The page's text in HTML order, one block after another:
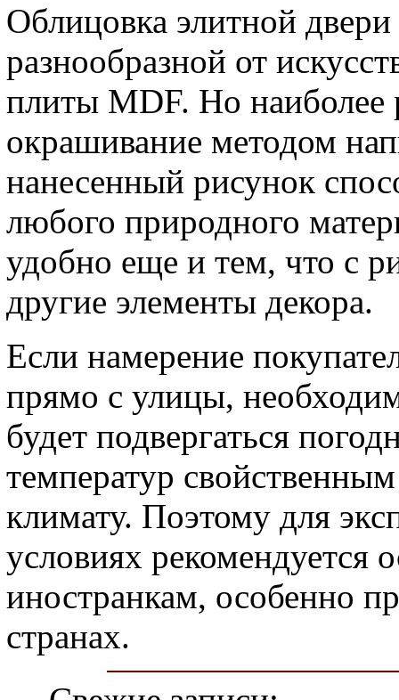
Облицовка элитной
разнообразной от
плиты MDF. Но наиболее
окрашивание методом
нанесенный рисунок
любого природного
удобно еще и тем, что с
другие элементы декора.
Если намерение
прямо с улицы,
будет подвергаться
температур
климату. Поэтому для
условиях рекомендуется
иностранкам, особенно
странах.